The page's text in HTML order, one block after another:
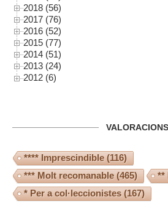
2018 (56)
2017 (76)
2016 (52)
2015 (77)
2014 (51)
2013 (24)
2012 (6)
VALORACIONS
**** Imprescindible(116)
*** Molt recomanable(465) **
* Per a col·leccionistes (167)